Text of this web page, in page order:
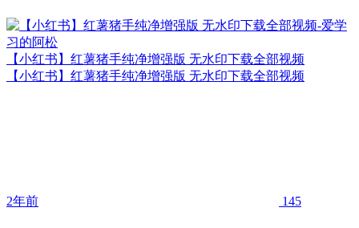
【小红书】红薯猪手纯净增强版 无水印下载全部视频
【小红书】红薯猪手纯净增强版 无水印下载全部视频
2年前 145